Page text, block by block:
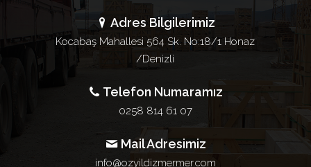
Adres Bilgilerimiz
Kocabaş Mahallesi 564 Sk. No:18/1 Honaz
/Denizli
Telefon Numaramız
0258 814 61 07
Mail Adresimiz
info@ozyildizmermer.com